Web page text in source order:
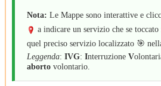
Nota: Le Mappe sono interattive e
a indicare un servizio che se
quel preciso servizio localizzato 🎯
Leggenda: IVG: Interruzione V
aborto volontario.